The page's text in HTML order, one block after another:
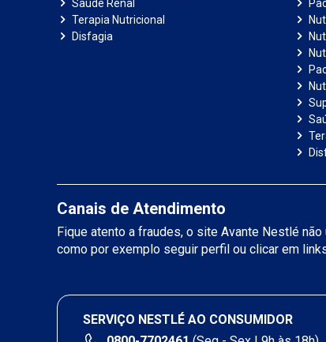
Saúde Renal
Terapia Nutricional
Disfagia
Canais de Atendimento
Fique atento a fraudes, o site Avante Nestlé
como por exemplo seguir perfil ou clicar em
SERVIÇO NESTLÉ AO CONSUMIDOR